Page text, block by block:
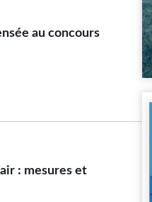
au concours
: mesures et